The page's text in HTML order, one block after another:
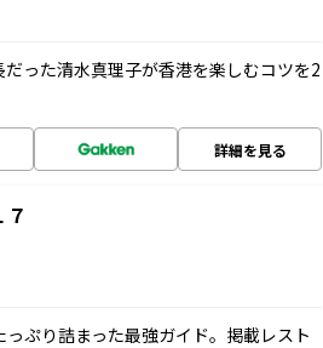
った清水真理子が香港を楽しむコツを2
詳細を見る
ぷり詰まった最強ガイド。掲載レスト